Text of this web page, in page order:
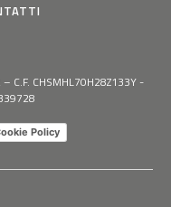
CHSMHL70H28Z133Y -
Policy